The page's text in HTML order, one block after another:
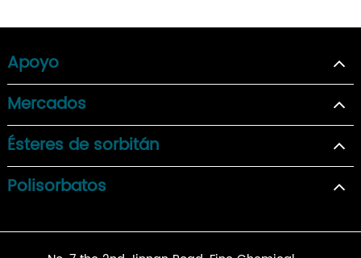
Apoyo
Mercados
Ésteres de sorbitán
Polisorbatos